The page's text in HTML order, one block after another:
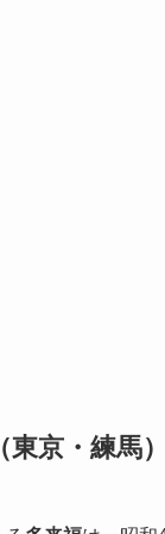
東京・練馬